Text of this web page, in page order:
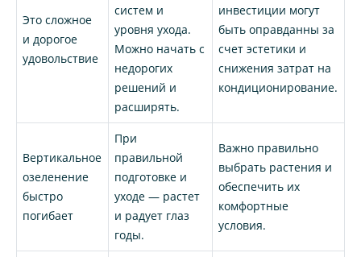
Это сложное
и дорогое
удовольствие
систем и
уровня ухода.
Можно начать с
недорогих
решений и
расширять.
инвестиции могут
быть оправданны за
счет эстетики и
снижения затрат на
кондиционирование.
Вертикальное
озеленение
быстро
погибает
При
правильной
подготовке и
уходе — растет
и радует глаз
годы.
Важно правильно
выбрать растения и
обеспечить их
комфортные
условия.